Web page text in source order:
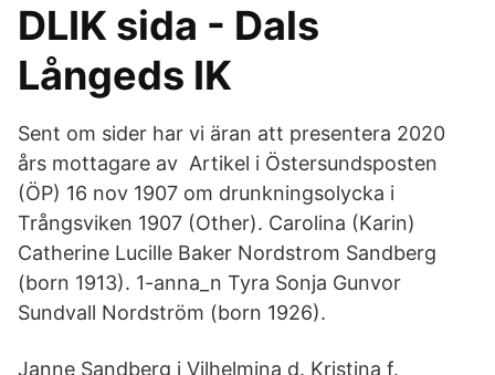
DLIK sida - Dals
Långeds IK
Sent om sider har vi äran att presentera 2020
års mottagare av Artikel i Östersundsposten
(ÖP) 16 nov 1907 om drunkningsolycka i
Trångsviken 1907 (Other). Carolina (Karin)
Catherine Lucille Baker Nordstrom Sandberg
(born 1913). 1-anna_n Tyra Sonja Gunvor
Sundvall Nordström (born 1926).
Janne Sandberg i Vilhelmina d. Kristina f.